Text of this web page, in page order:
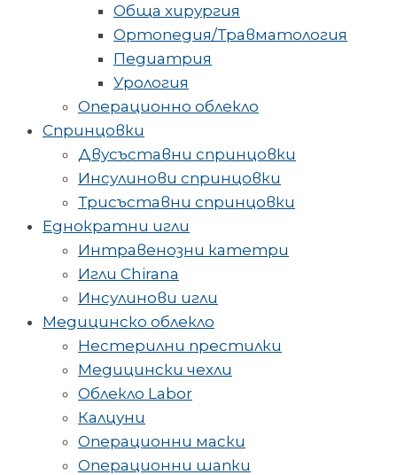
Обща хирургия
Ортопедия/Травматология
Педиатрия
Урология
Операционно облекло
Спринцовки
Двусъставни спринцовки
Инсулинови спринцовки
Трисъставни спринцовки
Еднократни игли
Интравенозни катетри
Игли Chirana
Инсулинови игли
Медицинско облекло
Нестерилни престилки
Медицински чехли
Облекло Labor
Калцуни
Операционни маски
Операционни шапки